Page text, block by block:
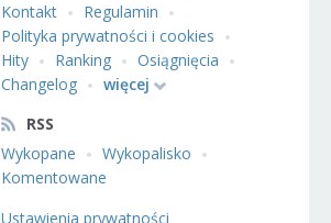
Kontakt
Regulamin
Polityka prywatności i cookies
Hity
Ranking
Osiągnięcia
Changelog
więcej
RSS
Wykopane
Wykopalisko
Komentowane
Ustawienia prywatności